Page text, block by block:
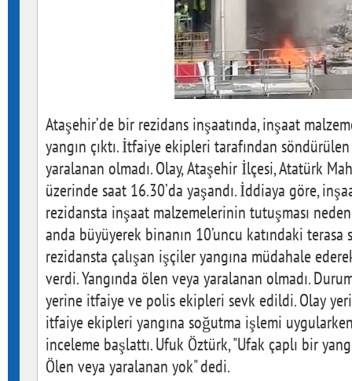
Ataşehir’de bir rezidans inşaatında, inşaat
yangın çıktı. İtfaiye ekipleri tarafından
yaralanan olmadı. Olay, Ataşehir İlçesi, Atatürk
üzerinde saat 16.30’da yaşandı. İddiaya göre,
rezidansta inşaat malzemelerinin tutuşması
anda büyüyerek binanın 10’uncu katındaki terasa
rezidansta çalışan işçiler yangına müdahale
verdi. Yangında ölen veya yaralanan olmadı.
yerine itfaiye ve polis ekipleri sevk edildi. Olay
itfaiye ekipleri yangına soğutma işlemi
inceleme başlattı. Ufuk Öztürk, "Ufak çaplı bir
Ölen veya yaralanan yok" dedi.